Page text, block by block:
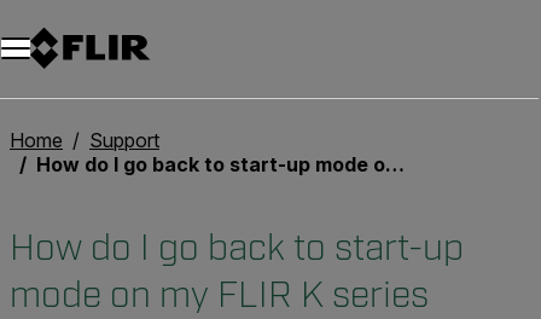
Unread messages
Modello
Rimuovi
articoli
articolo
Aggiungi al carrello
Aggiunto al carrello
Home
Support
How do I go back to start-up mode on my FLIR K series camera?
How do I go back to start-up
mode on my FLIR K series